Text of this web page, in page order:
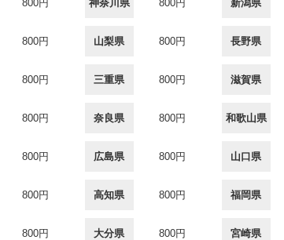
800円 神奈川県 800円 新潟県
800円 山梨県 800円 長野県
800円 三重県 800円 滋賀県
800円 奈良県 800円 和歌山県
800円 広島県 800円 山口県
800円 高知県 800円 福岡県
800円 大分県 800円 宮崎県